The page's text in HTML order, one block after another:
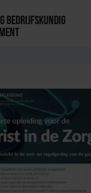
Bedrijfskundig